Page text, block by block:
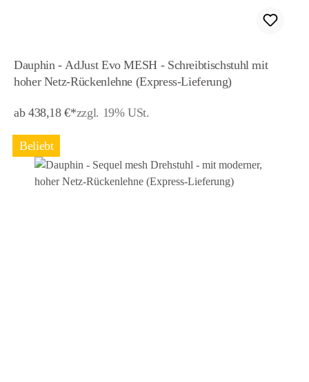
Dauphin - AdJust Evo MESH - Schreibtischstuhl mit
hoher Netz-Rückenlehne (Express-Lieferung)
ab 438,18 €*zzgl. 19% USt.
Beliebt